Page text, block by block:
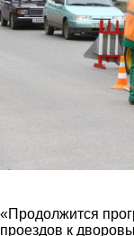
«Продолжится
проездов к